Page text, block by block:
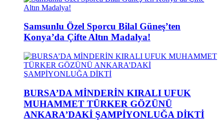
Samsunlu Özel Sporcu Bilal Güneş’ten
Konya’da Çifte Altın Madalya!
BURSA’DA MİNDERİN KIRALI UFUK
MUHAMMET TÜRKER GÖZÜNÜ
ANKARA’DAKİ ŞAMPİYONLUĞA DİKTİ